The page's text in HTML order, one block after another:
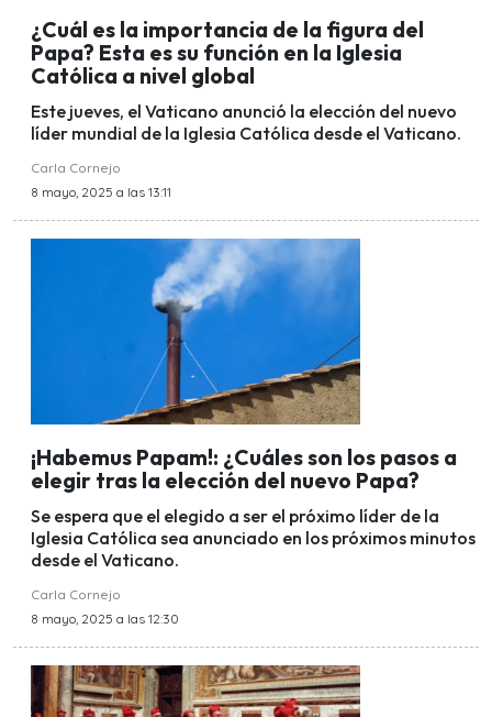
¿Cuál es la importancia de la figura del
Papa? Esta es su función en la Iglesia
Católica a nivel global
Este jueves, el Vaticano anunció la elección del nuevo
líder mundial de la Iglesia Católica desde el Vaticano.
Carla Cornejo
8 mayo, 2025 a las 13:11
¡Habemus Papam!: ¿Cuáles son los pasos a
elegir tras la elección del nuevo Papa?
Se espera que el elegido a ser el próximo líder de la
Iglesia Católica sea anunciado en los próximos minutos
desde el Vaticano.
Carla Cornejo
8 mayo, 2025 a las 12:30